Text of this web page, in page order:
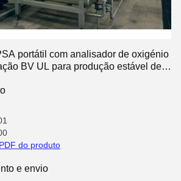
portátil com analisador de oxigénio
BV UL para produção estável de
do produto
e envio